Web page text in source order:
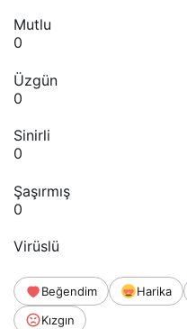
Mutlu
0
Üzgün
0
Sinirli
0
Şaşırmış
0
Virüslü
Beğendim Harika
Kızgın